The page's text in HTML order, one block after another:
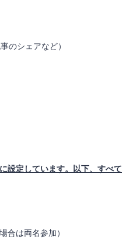
のシェアなど）
設定しています。以下、すべて
合は両名参加）